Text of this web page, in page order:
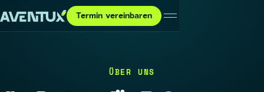
Termin vereinbaren
ÜBER UNS